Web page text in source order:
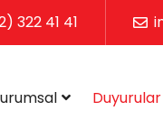
322 41 41
Duyurular